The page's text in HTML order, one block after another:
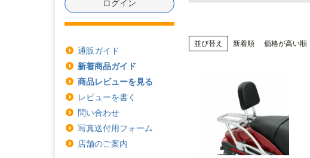
ログイン
通販ガイド
新着商品ガイド
商品レビューを見る
レビューを書く
問い合わせ
写真送付用フォーム
店舗のご案内
並び替え 新着順 価格が高い順